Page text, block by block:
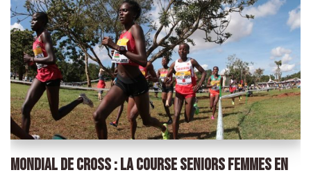
MONDIAL DE CROSS : LA COURSE SENIORS FEMMES EN